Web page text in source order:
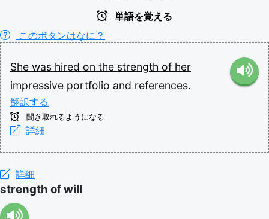
単語を覚える
このボタンはなに？
She was hired on the strength of her
impressive portfolio and references.
翻訳する
聞き取れるようになる
詳細
詳細
strength of will